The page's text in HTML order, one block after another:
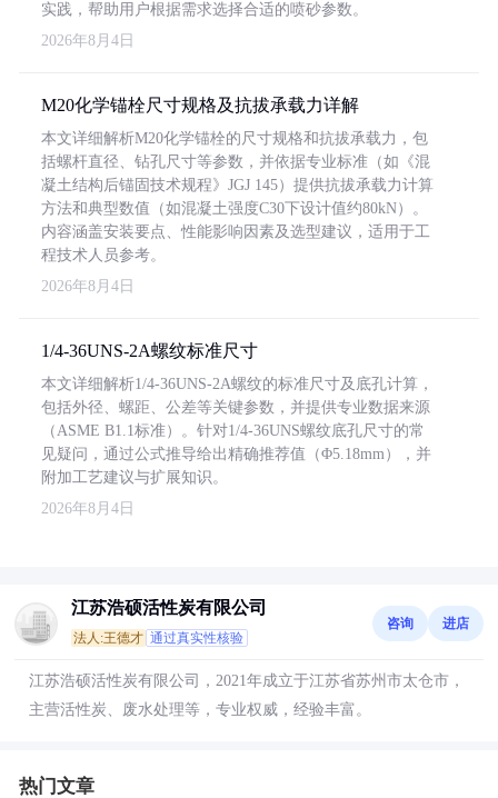
实践，帮助用户根据需求选择合适的喷砂参数。
2026年8月4日
M20化学锚栓尺寸规格及抗拔承载力详解
本文详细解析M20化学锚栓的尺寸规格和抗拔承载力，包
括螺杆直径、钻孔尺寸等参数，并依据专业标准（如《混
凝土结构后锚固技术规程》JGJ 145）提供抗拔承载力计算
方法和典型数值（如混凝土强度C30下设计值约80kN）。
内容涵盖安装要点、性能影响因素及选型建议，适用于工
程技术人员参考。
2026年8月4日
1/4-36UNS-2A螺纹标准尺寸
本文详细解析1/4-36UNS-2A螺纹的标准尺寸及底孔计算，
包括外径、螺距、公差等关键参数，并提供专业数据来源
（ASME B1.1标准）。针对1/4-36UNS螺纹底孔尺寸的常
见疑问，通过公式推导给出精确推荐值（Φ5.18mm），并
附加工艺建议与扩展知识。
2026年8月4日
江苏浩硕活性炭有限公司
法人:王德才 通过真实性核验
咨询 进店
江苏浩硕活性炭有限公司，2021年成立于江苏省苏州市太仓市，
主营活性炭、废水处理等，专业权威，经验丰富。
热门文章